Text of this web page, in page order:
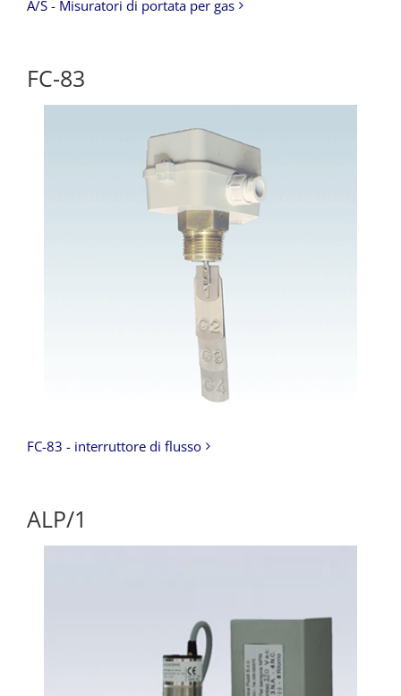
A/S - Misuratori di portata per gas
FC-83
FC-83 - interruttore di flusso
ALP/1